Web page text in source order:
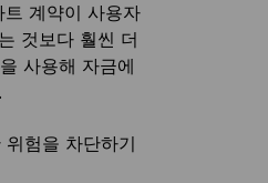
계약이 사용자
것보다 훨씬 더
사용해 자금에
험을 차단하기